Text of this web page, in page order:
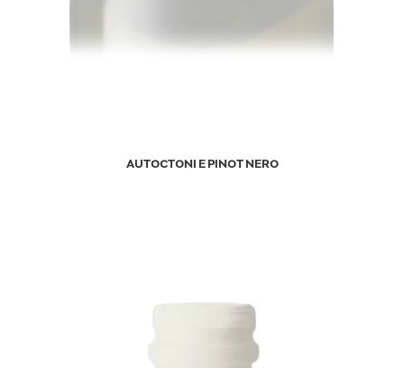
AUTOCTONI E PINOT NERO